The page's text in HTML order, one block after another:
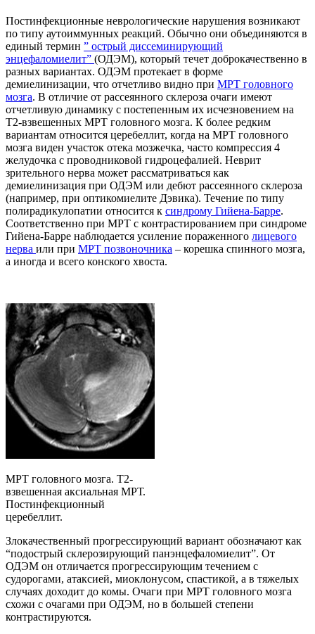
Постинфекционные неврологические нарушения возникают
по типу аутоиммунных реакций. Обычно они объединяются в
единый термин ” острый диссеминирующий
энцефаломиелит” (ОДЭМ), который течет доброкачественно в
разных вариантах. ОДЭМ протекает в форме
демиелинизации, что отчетливо видно при МРТ головного
мозга. В отличие от рассеянного склероза очаги имеют
отчетливую динамику с постепенным их исчезновением на
Т2-взвешенных МРТ головного мозга. К более редким
вариантам относится церебеллит, когда на МРТ головного
мозга виден участок отека мозжечка, часто компрессия 4
желудочка с проводниковой гидроцефалией. Неврит
зрительного нерва может рассматриваться как
демиелинизация при ОДЭМ или дебют рассеянного склероза
(например, при оптикомиелите Дэвика). Течение по типу
полирадикулопатии относится к синдрому Гийена-Барре.
Соответственно при МРТ с контрастированием при синдроме
Гийена-Барре наблюдается усиление пораженного лицевого
нерва или при МРТ позвоночника – корешка спинного мозга,
а иногда и всего конского хвоста.
МРТ головного мозга. Т2-
взвешенная аксиальная МРТ.
Постинфекционный
церебеллит.
Злокачественный прогрессирующий вариант обозначают как
“подострый склерозирующий панэнцефаломиелит”. От
ОДЭМ он отличается прогрессирующим течением с
судорогами, атаксией, миоклонусом, спастикой, а в тяжелых
случаях доходит до комы. Очаги при МРТ головного мозга
схожи с очагами при ОДЭМ, но в большей степени
контрастируются.